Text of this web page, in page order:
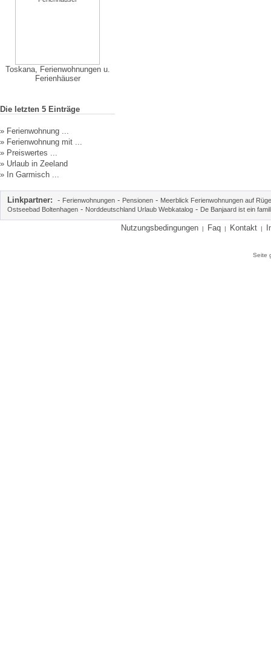
Toskana, Ferienwohnungen u.
Ferienhäuser
Die letzten 5 Einträge
» Ferienwohnung ...
» Ferienwohnung mit ...
» Preiswertes ...
» Urlaub in Zeeland
» In Garmisch ...
Linkpartner: - Ferienwohnungen - Pensionen - Meerblick Ferienwohnungen auf
Ostseebad Boltenhagen - Norddeutschland Urlaub Webkatalog - De Banjaard ist ein
Nutzungsbedingungen | Faq | Kontakt |
Seite